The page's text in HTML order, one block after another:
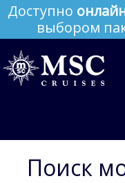
Доступно
выбором
Поиск